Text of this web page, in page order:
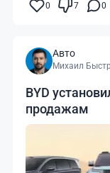
0 7 0
Авто
Михаил
BYD
продажам